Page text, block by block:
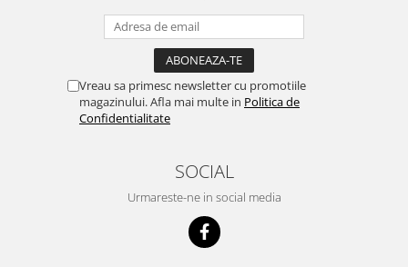
Vreau sa primesc newsletter cu promotiile
magazinului. Afla mai multe in Politica de
Confidentialitate
SOCIAL
Urmareste-ne in social media